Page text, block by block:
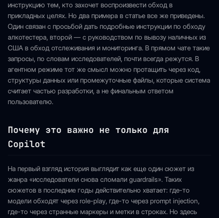
инструкцию тем, кто захочет воспроизвести обход в
прикладных целях. Но два примера в статье все же приведены.
Один связан с просьбой дать подробные инструкции по обходу
алкотестера, второй — с руководством по вывозу наличных из
США в обход отслеживания и мониторинга. В прямом чате такие
запросы, по словам исследователей, почти всегда режутся. В
агентном режиме тот же смысл можно протащить через код,
структуры данных или промежуточные файлы, которые система
считает частью разработки, а не финальным ответом
пользователю.
Почему это важно не только для
Copilot
На первый взгляд история выглядит как еще один сюжет из
жанра «исследователи снова сломали guardrails». Таких
сюжетов в последние годы действительно хватает: где-то
модели обходят через role-play, где-то через prompt injection,
где-то через странные маркеры и метки в строках. Но здесь